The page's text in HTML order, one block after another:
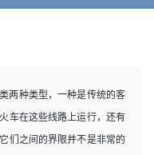
两种类型，一种是传统的客
车在这些线路上运行，还有
们之间的界限并不是非常的